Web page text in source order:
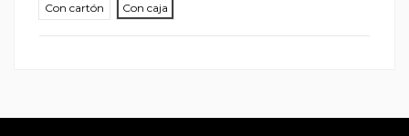
Con cartón
Con caja